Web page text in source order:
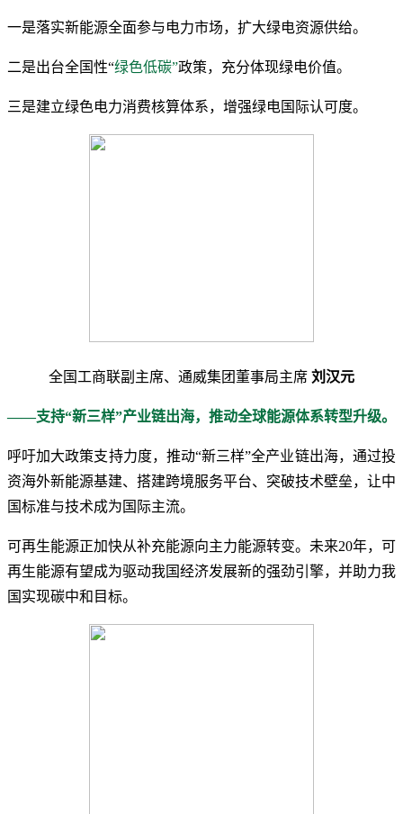
一是落实新能源全面参与电力市场，扩大绿电资源供给。
二是出台全国性“绿色低碳”政策，充分体现绿电价值。
三是建立绿色电力消费核算体系，增强绿电国际认可度。
全国工商联副主席、通威集团董事局主席 刘汉元
——支持“新三样”产业链出海，推动全球能源体系转型升级。
呼吁加大政策支持力度，推动“新三样”全产业链出海，通过投
资海外新能源基建、搭建跨境服务平台、突破技术壁垒，让中
国标准与技术成为国际主流。
可再生能源正加快从补充能源向主力能源转变。未来20年，可
再生能源有望成为驱动我国经济发展新的强劲引擎，并助力我
国实现碳中和目标。